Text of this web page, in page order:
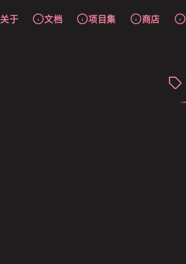
关于 文档 项目集 商店